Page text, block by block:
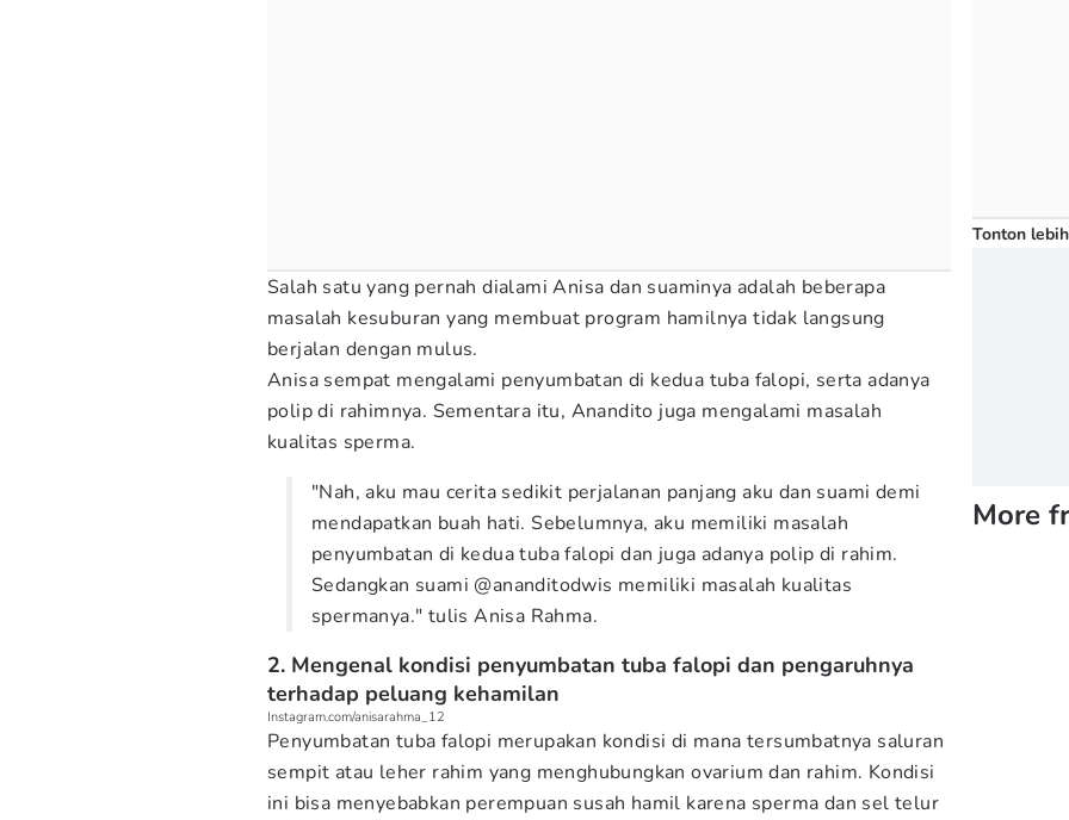
Salah satu yang pernah dialami Anisa dan suaminya adalah beberapa
masalah kesuburan yang membuat program hamilnya tidak langsung
berjalan dengan mulus.
Anisa sempat mengalami penyumbatan di kedua tuba falopi, serta adanya
polip di rahimnya. Sementara itu, Anandito juga mengalami masalah
kualitas sperma.
"Nah, aku mau cerita sedikit perjalanan panjang aku dan suami demi
mendapatkan buah hati. Sebelumnya, aku memiliki masalah
penyumbatan di kedua tuba falopi dan juga adanya polip di rahim.
Sedangkan suami @ananditodwis memiliki masalah kualitas
spermanya." tulis Anisa Rahma.
2. Mengenal kondisi penyumbatan tuba falopi dan pengaruhnya
terhadap peluang kehamilan
Instagram.com/anisarahma_12
Penyumbatan tuba falopi merupakan kondisi di mana tersumbatnya saluran
sempit atau leher rahim yang menghubungkan ovarium dan rahim. Kondisi
ini bisa menyebabkan perempuan susah hamil karena sperma dan sel telur
Tonton
More